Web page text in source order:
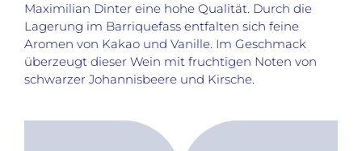
Maximilian Dinter eine hohe Qualität. Durch die
Lagerung im Barriquefass entfalten sich feine
Aromen von Kakao und Vanille. Im Geschmack
überzeugt dieser Wein mit fruchtigen Noten von
schwarzer Johannisbeere und Kirsche.